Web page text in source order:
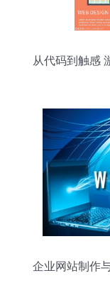
从代码到触感
企业网站制作